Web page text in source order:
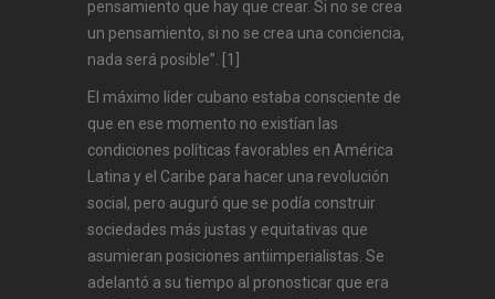
pensamiento que hay que crear. Si no se crea
un pensamiento, si no se crea una conciencia,
nada será posible”. [1]
El máximo líder cubano estaba consciente de
que en ese momento no existían las
condiciones políticas favorables en América
Latina y el Caribe para hacer una revolución
social, pero auguró que se podía construir
sociedades más justas y equitativas que
asumieran posiciones antiimperialistas. Se
adelantó a su tiempo al pronosticar que era